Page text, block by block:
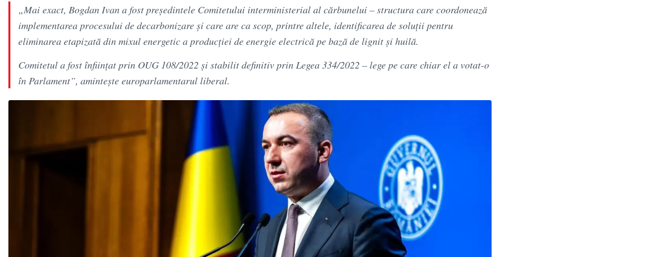
„Mai exact, Bogdan Ivan a fost președintele Comitetului interministerial al cărbunelui – structura care coordonează
implementarea procesului de decarbonizare și care are ca scop, printre altele, identificarea de soluții pentru
eliminarea etapizată din mixul energetic a producției de energie electrică pe bază de lignit și huilă.
Comitetul a fost înființat prin OUG 108/2022 și stabilit definitiv prin Legea 334/2022 – lege pe care chiar el a votat-o
în Parlament”, amintește europarlamentarul liberal.